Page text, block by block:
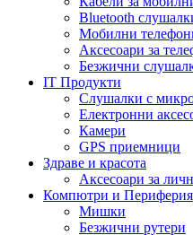
Bluetooth
Мобилни
Аксесоари за
Безжични
IT Продукти
Слушалки с
Електронни
Камери
GPS приемници
Здраве и красота
Аксесоари за
Компютри и Периферия
Мишки
Безжични рутери